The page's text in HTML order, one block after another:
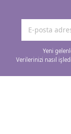
Yeni
Verilerinizi nasıl